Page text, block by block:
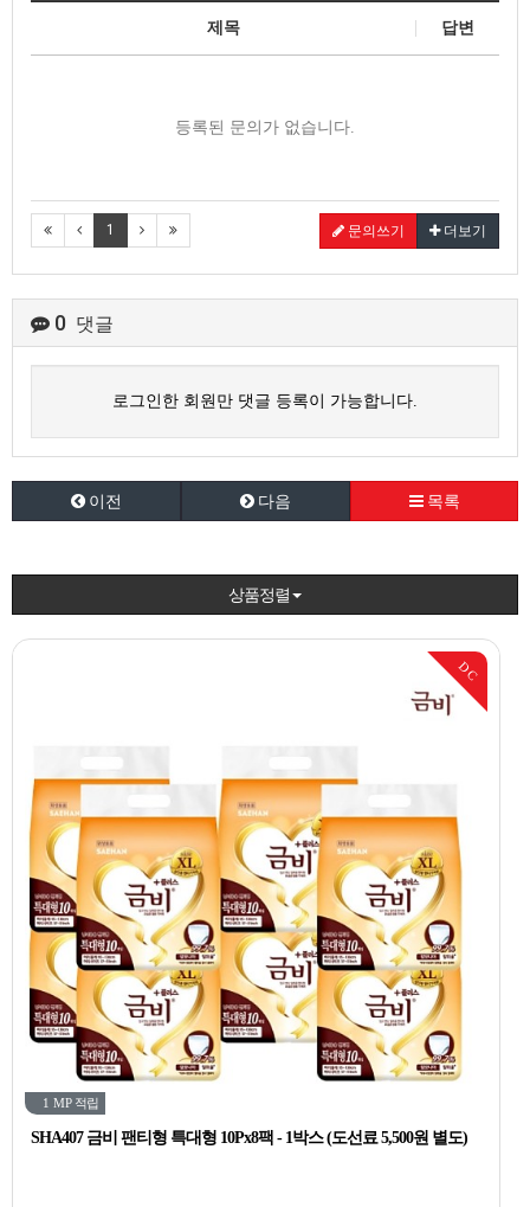
제목 답변
등록된 문의가 없습니다.
1 문의쓰기 더보기
0 댓글
로그인한 회원만 댓글 등록이 가능합니다.
이전 다음 목록
상품정렬
DC
1 MP 적립
SHA407 금비 팬티형 특대형 10Px8팩 - 1박스 (도선료 5,500원 별도)